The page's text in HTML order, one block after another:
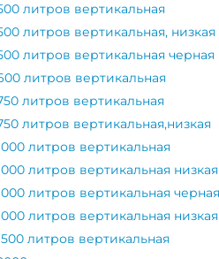
литров вертикальная
литров вертикальная, низкая
литров вертикальная черная
литров вертикальная
литров вертикальная
литров вертикальная,низкая
литров вертикальная
литров вертикальная низкая
литров вертикальная черная
литров вертикальная
литров вертикальная